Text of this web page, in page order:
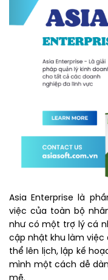
Asia Enterprise là
việc của toàn bộ
như có một trợ lý cá
cập nhật khu làm việc
thể lên lịch, lập kế
mình một cách dễ